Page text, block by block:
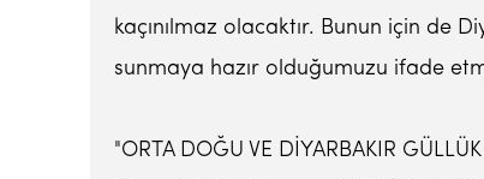
kaçınılmaz olacaktır. Bunun için de
sunmaya hazır olduğumuzu ifade
"ORTA DOĞU VE DİYARBAKIR